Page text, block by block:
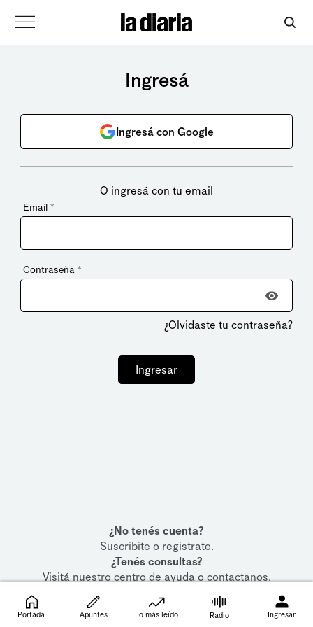
Ingresá
Ingresá con Google
O ingresá con tu email
Email *
Contraseña *
¿Olvidaste tu contraseña?
Ingresar
¿No tenés cuenta?
Suscribite o registrate.
¿Tenés consultas?
Visitá nuestrocentro de ayudaocontactanos.
Portada Apuntes Lo más leído Radio Ingresar